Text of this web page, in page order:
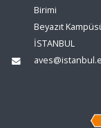
Birimi
Beyazıt
İSTANBUL